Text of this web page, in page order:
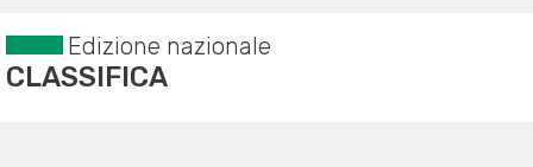
Edizione nazionale
CLASSIFICA